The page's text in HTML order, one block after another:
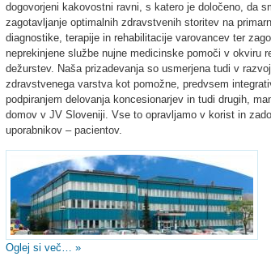
dogovorjeni kakovostni ravni, s katero je določeno, da
zagotavljanje optimalnih zdravstvenih storitev na
diagnostike, terapije in rehabilitacije varovancev ter
neprekinjene službe nujne medicinske pomoči v okviru
dežurstev. Naša prizadevanja so usmerjena tudi v
zdravstvenega varstva kot pomožne, predvsem
podpiranjem delovanja koncesionarjev in tudi drugih,
domov v JV Sloveniji. Vse to opravljamo v korist in
uporabnikov – pacientov.
Oglej si več… »